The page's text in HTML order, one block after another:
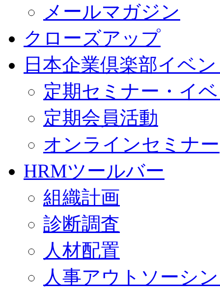
メールマガジン
クローズアップ
日本企業倶楽部イベ
定期セミナー・イ
定期会員活動
オンラインセミナー
HRMツールバー
組織計画
診断調査
人材配置
人事アウトソーシ